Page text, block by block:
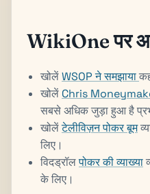
WikiOne पर
खोलेंWSOP ने समझाया
खोलें Chris
सबसे अधिक जुड़ा हुआ है
खोलेंटेलीविज़न पोकर बूम
लिए।
विदड्रॉलपोकर की व्याख्या
के लिए।